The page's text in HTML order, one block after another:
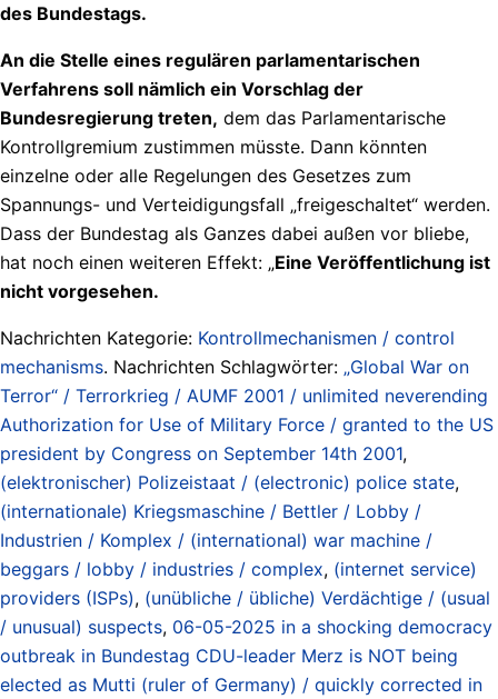
des Bundestags.
An die Stelle eines regulären parlamentarischen
Verfahrens soll nämlich ein Vorschlag der
Bundesregierung treten, dem das Parlamentarische
Kontrollgremium zustimmen müsste. Dann könnten
einzelne oder alle Regelungen des Gesetzes zum
Spannungs- und Verteidigungsfall „freigeschaltet“ werden.
Dass der Bundestag als Ganzes dabei außen vor bliebe,
hat noch einen weiteren Effekt: „Eine Veröffentlichung ist
nicht vorgesehen.
Nachrichten Kategorie: Kontrollmechanismen / control
mechanisms. Nachrichten Schlagwörter: „Global War on
Terror“ / Terrorkrieg / AUMF 2001 / unlimited neverending
Authorization for Use of Military Force / granted to the US
president by Congress on September 14th 2001,
(elektronischer) Polizeistaat / (electronic) police state,
(internationale) Kriegsmaschine / Bettler / Lobby /
Industrien / Komplex / (international) war machine /
beggars / lobby / industries / complex, (internet service)
providers (ISPs), (unübliche / übliche) Verdächtige / (usual
/ unusual) suspects, 06-05-2025 in a shocking democracy
outbreak in Bundestag CDU-leader Merz is NOT being
elected as Mutti (ruler of Germany) / quickly corrected in